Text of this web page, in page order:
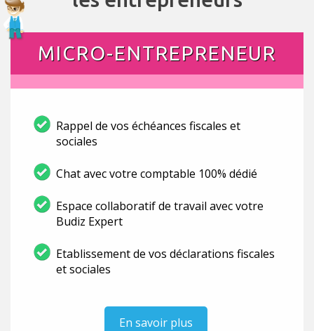
MICRO-ENTREPRENEUR
Rappel de vos échéances fiscales et
sociales
Chat avec votre comptable 100% dédié
Espace collaboratif de travail avec votre
Budiz Expert
Etablissement de vos déclarations fiscales
et sociales
En savoir plus